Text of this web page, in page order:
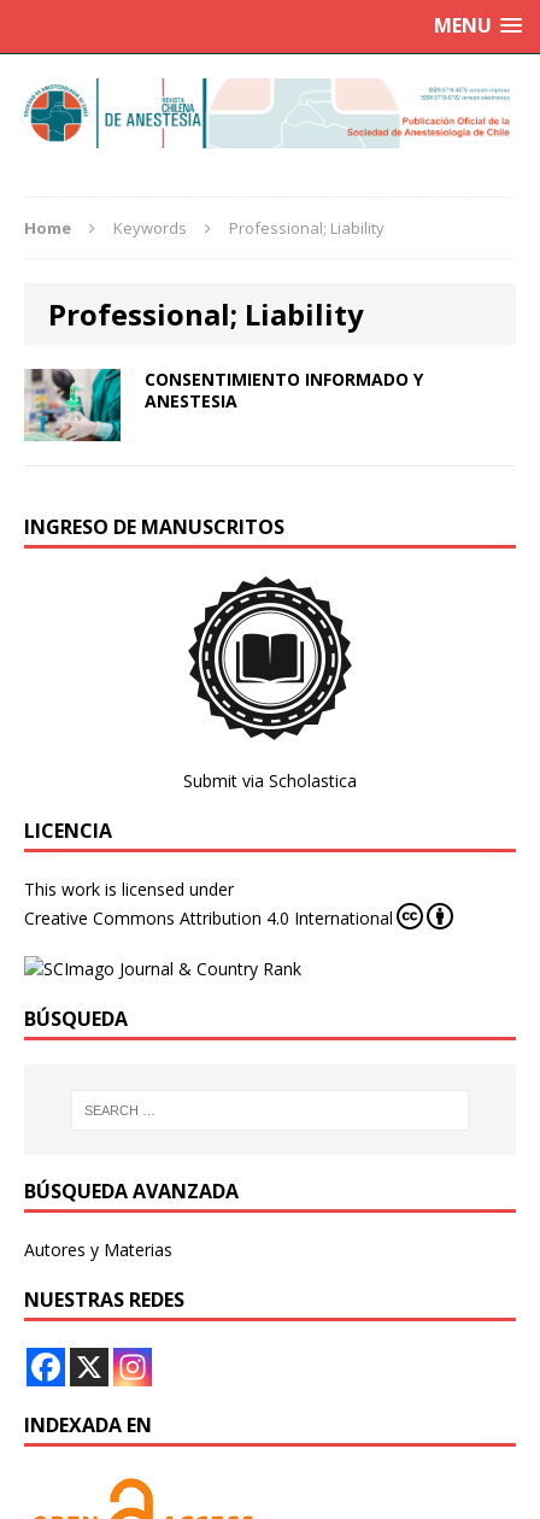
MENU
Home Keywords Professional; Liability
Professional; Liability
CONSENTIMIENTO INFORMADO Y
ANESTESIA
INGRESO DE MANUSCRITOS
Submit via Scholastica
LICENCIA
This work is licensed under
Creative Commons Attribution 4.0 International
BÚSQUEDA
BÚSQUEDA AVANZADA
Autores y Materias
NUESTRAS REDES
INDEXADA EN